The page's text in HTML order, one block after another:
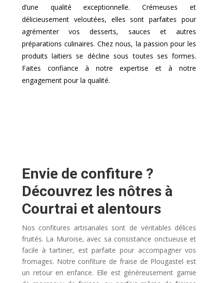
d’une qualité exceptionnelle. Crémeuses et
délicieusement veloutées, elles sont parfaites pour
agrémenter vos desserts, sauces et autres
préparations culinaires. Chez nous, la passion pour les
produits laitiers se décline sous toutes ses formes.
Faites confiance à notre expertise et à notre
engagement pour la qualité.
Envie de confiture ?
Découvrez les nôtres à
Courtrai et alentours
Nos confitures artisanales sont de véritables délices
fruités. La Muroise, avec sa consistance onctueuse et
facile à tartiner, est parfaite pour accompagner vos
fromages. Notre confiture de fraise de Plougastel est
un retour en enfance. Elle est généreusement garnie